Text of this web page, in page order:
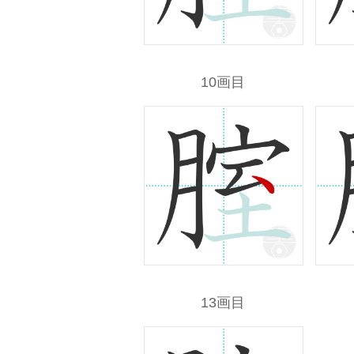
10画目
13画目